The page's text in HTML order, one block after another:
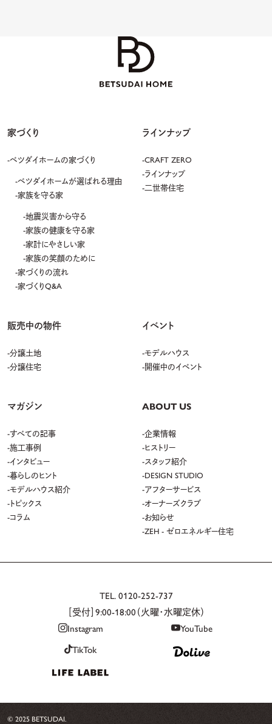
③ 入居者に対する各種サービス（各種保険、引越し、物品販売）のご案内・ご提
業活動、アフターサービス及 びマーケティング活動。顧客動向分析又は商品開
⑦ 緊急時の連絡
採用活動の基礎資料。
⑨ その他、①～⑧の各目的に付随・関連する目的
3.個人情報の安全管理について
当社は、取り扱う個人情報の漏洩、滅失またはき損の防止、その他の個人情報
の安全管理のために必要かつ適切な措置を講じます。
4.個人情報の委託について
当社は、個人情報の取り扱いの全部または一部を第三者に委託する場合は、当
該第三者について厳正な調査を行い、取り扱いを委託された個人情報の安全
5.個人情報の第三者提供
工会社・下請企業・金融機関・各士業などの関係者へ提供する場合がございま
す。個人情報の保護に関する法律、その他の関係法令で認められる範囲のほ
め必要な措置を講じます。また、個人データの第三者への提供に関して、お客
様から提供停止のご請求があれば、第三者提供を停止します。ただし、サービス
6.個人情報の共同利用
当社が保有する個人情報は、以下のとおり共同利用させていただきます。
6-1. 共同利用する個人情報の項目
氏名、住所、電話番号、生年月日、性別、各種アカウント情報、電子メールアドレ
ス、その他利用目的に必要な項目
以下、グループ企業
※一部サービスサイトにおいて、上記以外の範囲で共同利用させていただく場
合がございます。当該サービスサイトのプライバシーポリシーに詳細を記載して
6-3. 利用目的
6-4. 共同利用責任者
家づくり
ベツダイホームの家づくり
ベツダイホームが選ばれる理由
家族を守る家
地震災害から守る
家族の健康を守る家
家計にやさしい家
家族の笑顔のために
家づくりの流れ
家づくりQ&A
ラインナップ
CRAFT ZERO
ラインナップ
二世帯住宅
販売中の物件
分譲土地
分譲住宅
イベント
モデルハウス
開催中のイベント
マガジン
すべての記事
施工事例
インタビュー
暮らしのヒント
モデルハウス紹介
トピックス
コラム
ABOUT US
企業情報
ヒストリー
スタッフ紹介
DESIGN STUDIO
アフターサービス
オーナーズクラブ
お知らせ
ZEH - ゼロエネルギー住宅
TEL.0120-252-737
［受付］9:00-18:00（火曜・水曜定休）
Instagram
YouTube
TikTok
© 2025 BETSUDAI.